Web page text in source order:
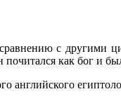
с другими
как бог и
английского